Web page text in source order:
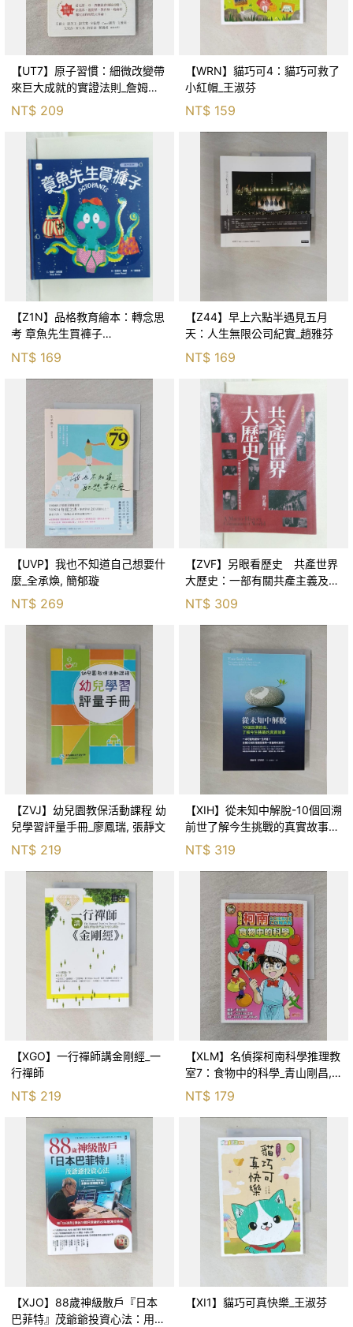
【UT7】原子習慣：細微改變帶
來巨大成就的實證法則_詹姆斯‧
克利爾, 蔡世偉
NT$ 209
【WRN】貓巧可4：貓巧可救了
小紅帽_王淑芬
NT$ 159
【Z1N】品格教育繪本：轉念思
考 章魚先生買褲子
(Octopants)_蘇西‧西尼爾, 黃筱
茵
NT$ 169
【Z44】早上六點半遇見五月
天：人生無限公司紀實_趙雅芬
NT$ 169
【UVP】我也不知道自己想要什
麼_全承煥, 簡郁璇
NT$ 269
【ZVF】另眼看歷史 共產世界
大歷史：一部有關共產主義及共
產黨兩百年的興衰史_呂正理
NT$ 309
【ZVJ】幼兒園教保活動課程 幼
兒學習評量手冊_廖鳳瑞, 張靜文
NT$ 219
【XIH】從未知中解脫-10個回溯
前世了解今生挑戰的真實故事_
羅伯特．舒
NT$ 319
【XGO】一行禪師講金剛經_一
行禪師
NT$ 219
【XLM】名偵探柯南科學推理教
室7：食物中的科學_青山剛昌,
NT$ 179
【XJO】88歲神級散戶『日本
巴菲特』茂爺爺投資心法：用
【XI1】貓巧可真快樂_王淑芬